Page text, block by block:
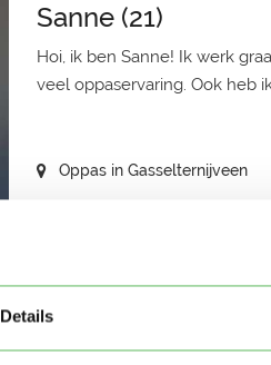
Details
Sanne (21)
Hoi, ik ben Sanne! Ik werk
veel oppaservaring. Ook heb
Oppas in Gasselternijveen
Janny (63)
Ik ben een leuke oppas
ervaring. Ik ben 5 jaar au pair